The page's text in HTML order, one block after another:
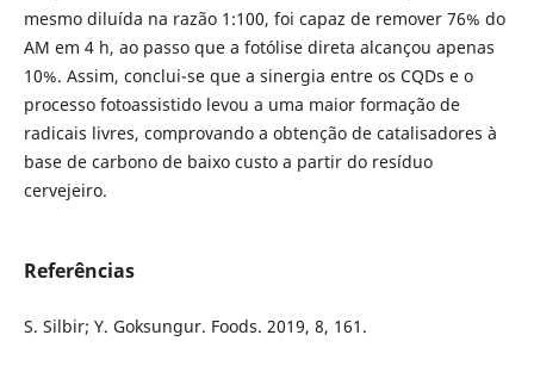
mesmo diluída na razão 1:100, foi capaz de remover 76% do
AM em 4 h, ao passo que a fotólise direta alcançou apenas
10%. Assim, conclui-se que a sinergia entre os CQDs e o
processo fotoassistido levou a uma maior formação de
radicais livres, comprovando a obtenção de catalisadores à
base de carbono de baixo custo a partir do resíduo
cervejeiro.
Referências
S. Silbir; Y. Goksungur. Foods. 2019, 8, 161.